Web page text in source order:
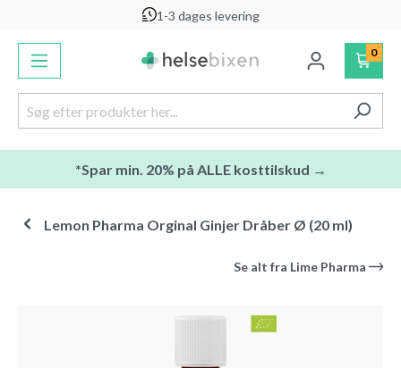
1-3 dages levering
0
*Spar min. 20% på ALLE kosttilskud →
Lemon Pharma Orginal Ginjer Dråber Ø (20 ml)
Se alt fra Lime Pharma